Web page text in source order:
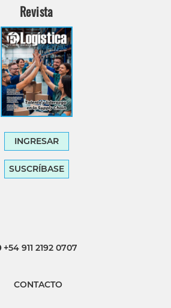
Revista
INGRESAR
SUSCRÍBASE
+54 911 2192 0707
CONTACTO